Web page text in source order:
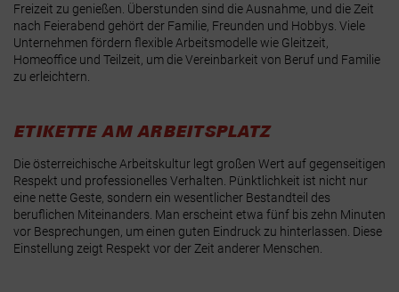
Freizeit zu genießen. Überstunden sind die Ausnahme, und die Zeit
nach Feierabend gehört der Familie, Freunden und Hobbys. Viele
Unternehmen fördern flexible Arbeitsmodelle wie Gleitzeit,
Homeoffice und Teilzeit, um die Vereinbarkeit von Beruf und Familie
zu erleichtern.
ETIKETTE AM ARBEITSPLATZ
Die österreichische Arbeitskultur legt großen Wert auf gegenseitigen
Respekt und professionelles Verhalten. Pünktlichkeit ist nicht nur
eine nette Geste, sondern ein wesentlicher Bestandteil des
beruflichen Miteinanders. Man erscheint etwa fünf bis zehn Minuten
vor Besprechungen, um einen guten Eindruck zu hinterlassen. Diese
Einstellung zeigt Respekt vor der Zeit anderer Menschen.